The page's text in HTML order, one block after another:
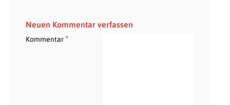
Neuen Kommentar verfassen
Kommentar*